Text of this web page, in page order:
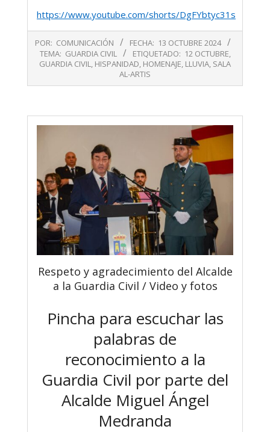
https://www.youtube.com/shorts/DgFYbtyc31s
10-
POR: COMUNICACIÓN FECHA: 13 OCTUBRE 2024
TEMA: GUARDIA CIVIL ETIQUETADO: 12 OCTUBRE,
GUARDIA CIVIL, HISPANIDAD, HOMENAJE, LLUVIA, SALA
AL-ARTIS
Respeto y agradecimiento del Alcalde
a la Guardia Civil / Video y fotos
Pincha para escuchar las
palabras de
reconocimiento a la
Guardia Civil por parte del
Alcalde Miguel Ángel
Medranda